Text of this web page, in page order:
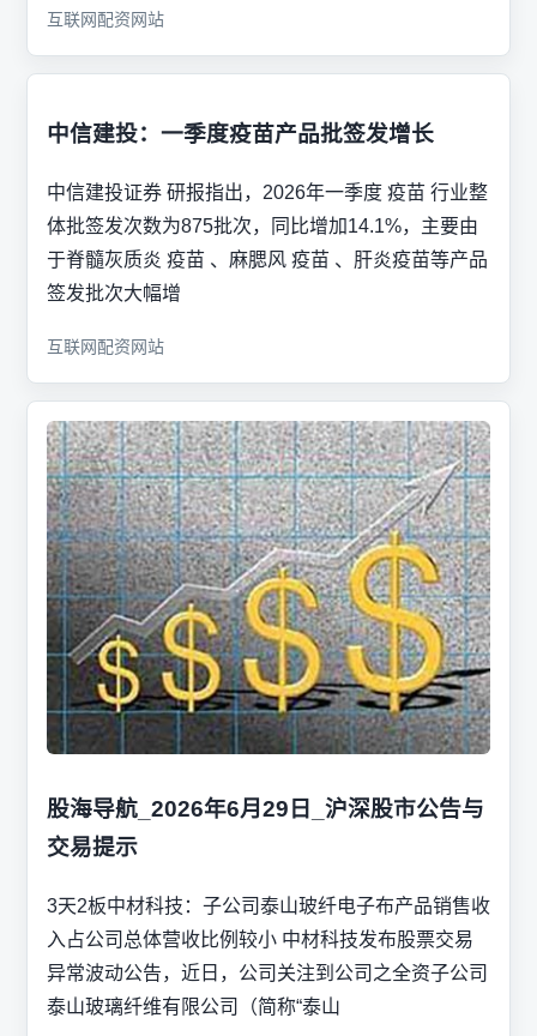
互联网配资网站
中信建投：一季度疫苗产品批签发增长
中信建投证券 研报指出，2026年一季度 疫苗 行业整
体批签发次数为875批次，同比增加14.1%，主要由
于脊髓灰质炎 疫苗 、麻腮风 疫苗 、肝炎疫苗等产品
签发批次大幅增
互联网配资网站
股海导航_2026年6月29日_沪深股市公告与
交易提示
3天2板中材科技：子公司泰山玻纤电子布产品销售收
入占公司总体营收比例较小 中材科技发布股票交易
异常波动公告，近日，公司关注到公司之全资子公司
泰山玻璃纤维有限公司（简称“泰山